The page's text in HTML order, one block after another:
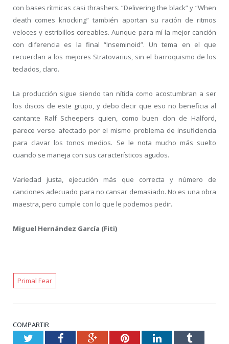
con bases rítmicas casi thrashers. “Delivering the black” y “When
death comes knocking” también aportan su ración de ritmos
veloces y estribillos coreables. Aunque para mí la mejor canción
con diferencia es la final “Inseminoid”. Un tema en el que
recuerdan a los mejores Stratovarius, sin el barroquismo de los
teclados, claro.
La producción sigue siendo tan nítida como acostumbran a ser
los discos de este grupo, y debo decir que eso no beneficia al
cantante Ralf Scheepers quien, como buen clon de Halford,
parece verse afectado por el mismo problema de insuficiencia
para clavar los tonos medios. Se le nota mucho más suelto
cuando se maneja con sus característicos agudos.
Variedad justa, ejecución más que correcta y número de
canciones adecuado para no cansar demasiado. No es una obra
maestra, pero cumple con lo que le podemos pedir.
Miguel Hernández García (Fiti)
Primal Fear
COMPARTIR
TwitterFacebookGoogle+PinterestLinkedInTumblr